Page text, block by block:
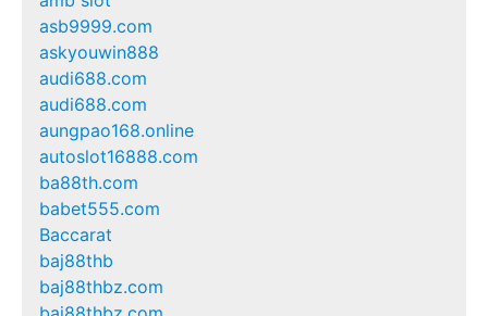
asb9999.com
askyouwin888
audi688.com
audi688.com
aungpao168.online
autoslot16888.com
ba88th.com
babet555.com
Baccarat
baj88thb
baj88thbz.com